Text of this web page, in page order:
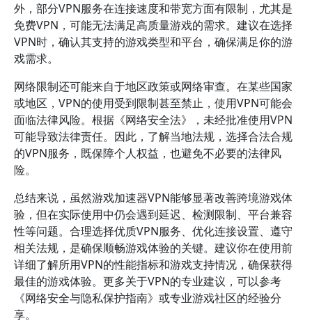
外，部分VPN服务在连接速度和带宽方面有限制，尤其是
免费VPN，可能无法满足高质量游戏的需求。建议在选择
VPN时，确认其支持的游戏类型和平台，确保满足你的游
戏需求。
网络限制还可能来自于地区政策或网络审查。在某些国家
或地区，VPN的使用受到限制甚至禁止，使用VPN可能会
面临法律风险。根据《网络安全法》，未经批准使用VPN
可能导致法律责任。因此，了解当地法规，选择合法合规
的VPN服务，既保障个人权益，也避免不必要的法律风
险。
总结来说，虽然游戏加速器VPN能够显著改善跨境游戏体
验，但在实际使用中仍会遇到延迟、检测限制、平台兼容
性等问题。合理选择优质VPN服务、优化连接设置、遵守
相关法规，是确保顺畅游戏体验的关键。建议你在使用前
详细了解所用VPN的性能指标和游戏支持情况，确保获得
最佳的游戏体验。更多关于VPN的专业建议，可以参考
《网络安全与隐私保护指南》或专业游戏社区的经验分
享。